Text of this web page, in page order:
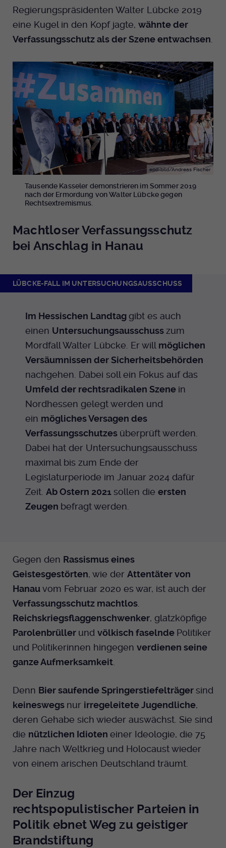
Regierungspräsidenten Walter Lübcke 2019
eine Kugel in den Kopf jagte, wähnte der
Verfassungsschutz als der Szene entwachsen.
epd-bild/Andreas Fischer
Tausende Kasseler demonstrieren im Sommer 2019
nach der Ermordung von Walter Lübcke gegen
Rechtsextremismus.
Machtloser Verfassungsschutz
bei Anschlag in Hanau
LÜBCKE-FALL IM UNTERSUCHUNGSAUSSCHUSS
Im Hessischen Landtag gibt es auch
einen Untersuchungsausschusszum
Mordfall Walter Lübcke. Er will möglichen
Versäumnissen der Sicherheitsbehörden
nachgehen. Dabei soll ein Fokus auf das
Umfeld der rechtsradikalen Szene in
Nordhessen gelegt werden und
ein mögliches Versagen des
Verfassungsschutzes überprüft werden.
Dabei hat der Untersuchungsausschuss
maximal bis zum Ende der
Legislaturperiode im Januar 2024 dafür
Zeit. Ab Ostern 2021sollen die ersten
Zeugen befragt werden.
Gegen den Rassismus eines
Geistesgestörten, wie der Attentäter von
Hanauvom Februar 2020 es war, ist auch der
Verfassungsschutz machtlos
Reichskriegsflaggenschwenker, glatzköpfige
Parolenbrüller und völkisch faselnde Politiker
und Politikerinnen hingegen verdienen seine
ganze Aufmerksamkeit
Denn Bier saufende Springerstiefelträgersind
keineswegs nur irregeleitete Jugendliche,
deren Gehabe sich wieder auswächst. Sie sind
die nützlichen Idioten einer Ideologie, die 75
Jahre nach Weltkrieg und Holocaust wieder
von einem arischen Deutschland träumt.
Der Einzug
rechtspopulistischer Parteien in
Politik ebnet Weg zu geistiger
Brandstiftung